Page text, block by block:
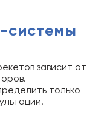
системы
зависит от
только